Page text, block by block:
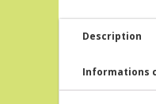
Description
Informations